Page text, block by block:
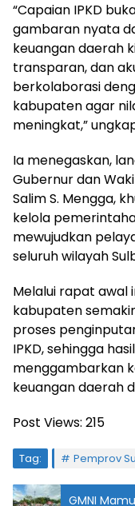
“Capaian IPKD
gambaran nyata
keuangan daerah
transparan, dan
berkolaborasi
kabupaten agar
meningkat,”
Ia menegaskan,
Gubernur dan
Salim S. Mengga,
kelola
mewujudkan
seluruh wilayah
Melalui rapat awal
kabupaten
proses
IPKD, sehingga
menggambarkan
keuangan daerah
Post Views: 215
Tag: Pemprov
GMNI